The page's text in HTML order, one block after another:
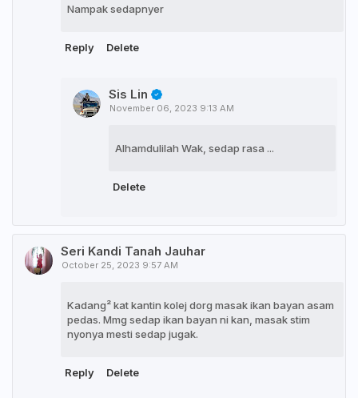
Nampak sedapnyer
Reply Delete
Sis Lin
November 06, 2023 9:13 AM
Alhamdulilah Wak, sedap rasa ...
Delete
Seri Kandi Tanah Jauhar
October 25, 2023 9:57 AM
Kadang² kat kantin kolej dorg masak ikan bayan asam
pedas. Mmg sedap ikan bayan ni kan, masak stim
nyonya mesti sedap jugak.
Reply Delete